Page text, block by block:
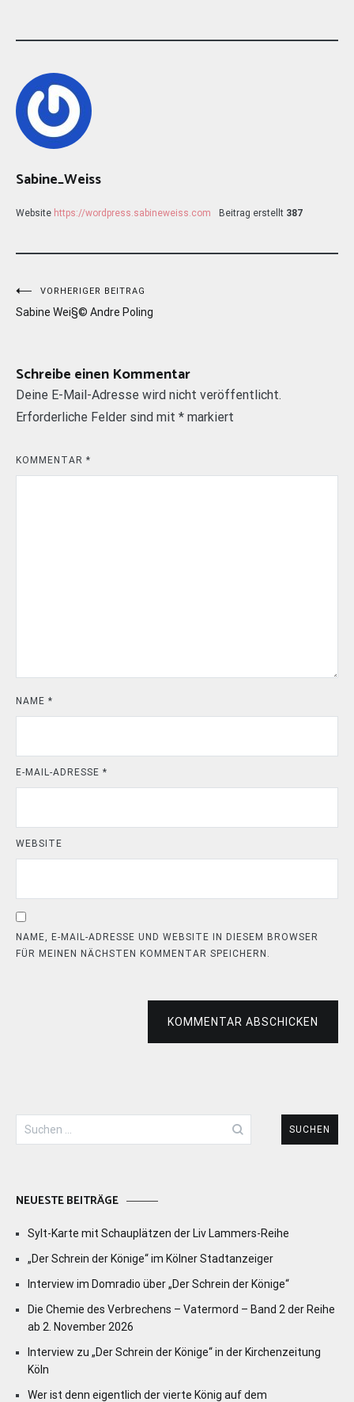
Sabine_Weiss
Website https://wordpress.sabineweiss.com Beitrag erstellt 387
Beitragsnavigation
VORHERIGER BEITRAG
Sabine Wei§© Andre Poling
Schreibe einen Kommentar
Deine E-Mail-Adresse wird nicht veröffentlicht.
Erforderliche Felder sind mit * markiert
KOMMENTAR *
NAME *
E-MAIL-ADRESSE *
WEBSITE
NAME, E-MAIL-ADRESSE UND WEBSITE IN DIESEM BROWSER
FÜR MEINEN NÄCHSTEN KOMMENTAR SPEICHERN.
KOMMENTAR ABSCHICKEN
Suchen
nach:
NEUESTE BEITRÄGE
Sylt-Karte mit Schauplätzen der Liv Lammers-Reihe
„Der Schrein der Könige“ im Kölner Stadtanzeiger
Interview im Domradio über „Der Schrein der Könige“
Die Chemie des Verbrechens – Vatermord – Band 2 der Reihe
ab 2. November 2026
Interview zu „Der Schrein der Könige“ in der Kirchenzeitung
Köln
Wer ist denn eigentlich der vierte König auf dem